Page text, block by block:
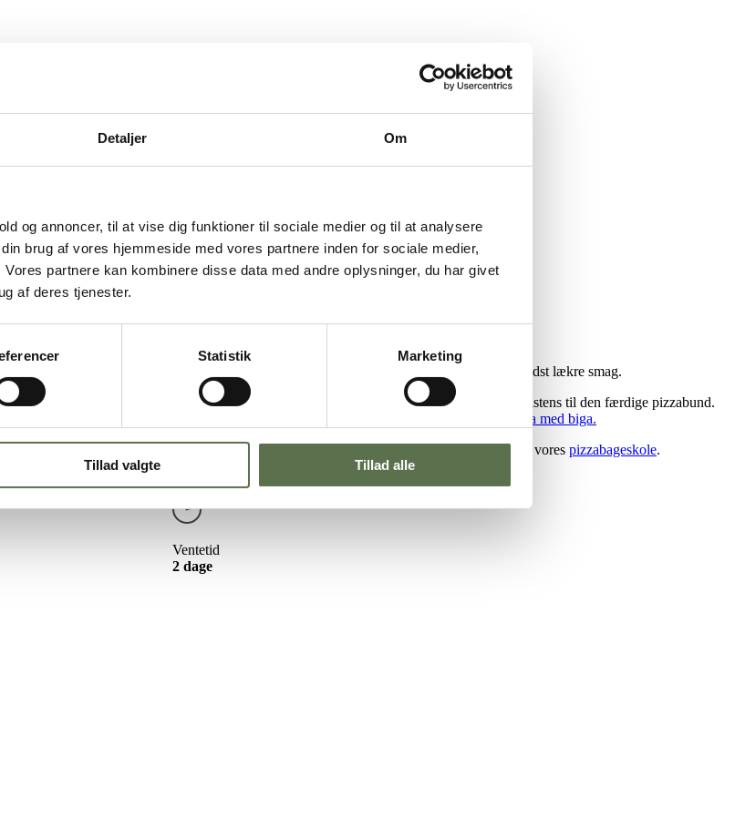
Detaljer Om
og annoncer, til at vise dig funktioner til sociale medier og til at analysere
brug af vores hjemmeside med vores partnere inden for sociale medier,
partnere kan kombinere disse data med andre oplysninger, du har givet
af deres tjenester.
Statistik Marketing
Tillad valgte Tillad alle
er kendetegnet ved den høje skorpe fyldt med flotte lufthuller og leopardpletter og ikke mindst lækre smag.
en fordej, som man blander med lige dele vand og mel, som giver en god smag og konsistens til den færdige pizzabund.
også kan bruge til at bage napolitansk pizza med. Find opskriften her på
napolitansk pizza med biga.
fokus på kompromisløs kvalitet. Få vores bedste tips og tricks til din pizza bagning på vores pizzabageskole.
Ventetid
2 dage